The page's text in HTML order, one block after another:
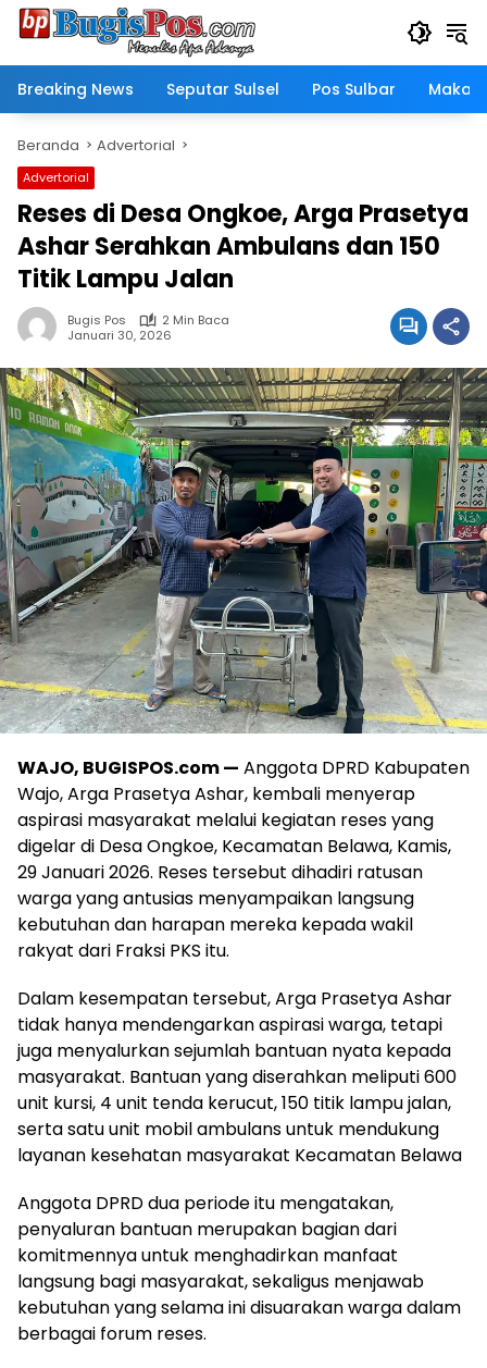
Langsung
Breaking News
Seputar Sulsel Pos Sulbar
Beranda Advertorial
Advertorial
Reses di Desa Ongkoe, Arga Prasetya
Ashar Serahkan Ambulans dan 150
Titik Lampu Jalan
Bugis Pos
2 Min Baca
Januari 30, 2026
WAJO, BUGISPOS.com — Anggota DPRD Kabupaten
Wajo, Arga Prasetya Ashar, kembali menyerap
aspirasi masyarakat melalui kegiatan reses yang
digelar di Desa Ongkoe, Kecamatan Belawa, Kamis,
29 Januari 2026. Reses tersebut dihadiri ratusan
warga yang antusias menyampaikan langsung
kebutuhan dan harapan mereka kepada wakil
rakyat dari Fraksi PKS itu.
Dalam kesempatan tersebut, Arga Prasetya Ashar
tidak hanya mendengarkan aspirasi warga, tetapi
juga menyalurkan sejumlah bantuan nyata kepada
masyarakat. Bantuan yang diserahkan meliputi 600
unit kursi, 4 unit tenda kerucut, 150 titik lampu jalan,
serta satu unit mobil ambulans untuk mendukung
layanan kesehatan masyarakat Kecamatan Belawa
Anggota DPRD dua periode itu mengatakan,
penyaluran bantuan merupakan bagian dari
komitmennya untuk menghadirkan manfaat
langsung bagi masyarakat, sekaligus menjawab
kebutuhan yang selama ini disuarakan warga dalam
berbagai forum reses.